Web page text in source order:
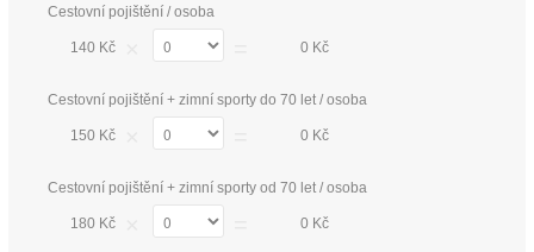
Cestovní pojištění / osoba
140 Kč 0 Kč
Cestovní pojištění + zimní sporty do 70 let / osoba
150 Kč 0 Kč
Cestovní pojištění + zimní sporty od 70 let / osoba
180 Kč 0 Kč